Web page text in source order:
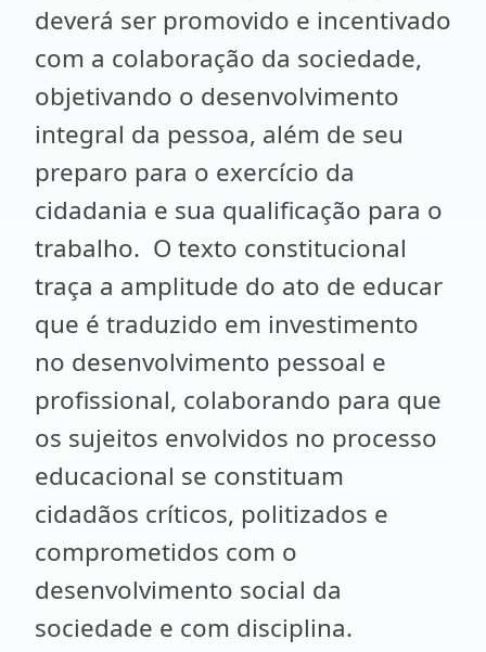
deverá ser promovido e incentivado
com a colaboração da sociedade,
objetivando o desenvolvimento
integral da pessoa, além de seu
preparo para o exercício da
cidadania e sua qualificação para o
trabalho. O texto constitucional
traça a amplitude do ato de educar
que é traduzido em investimento
no desenvolvimento pessoal e
profissional, colaborando para que
os sujeitos envolvidos no processo
educacional se constituam
cidadãos críticos, politizados e
comprometidos com o
desenvolvimento social da
sociedade e com disciplina.